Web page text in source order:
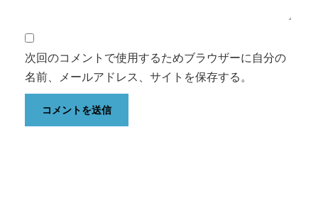
次回のコメントで使用するためブラウザーに自分の
名前、メールアドレス、サイトを保存する。